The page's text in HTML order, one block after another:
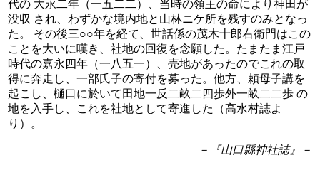
代の 大永二年（一五二二）、当時の領主の命により神田が
没収 され、わずかな境内地と山林ニケ所を残すのみとなっ
た。 その後三○○年を経て、世話係の茂木十郎右衛門はこの
ことを大いに嘆き、社地の回復を念願した。たまたま江戸
時代の嘉永四年（一八五一）、売地があったのでこれの取
得に奔走し、一部氏子の寄付を募った。他方、頼母子講を
起こし、樋口に於いて田地一反二畝二四歩外一畝二二歩 の
地を入手し、これを社地として寄進した（高水村誌よ
り）。
－『山口縣神社誌』－